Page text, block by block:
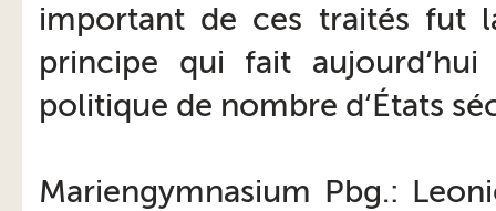
important de ces traités fut
principe qui fait
politique de nombre d‘États
Mariengymnasium Pbg.: